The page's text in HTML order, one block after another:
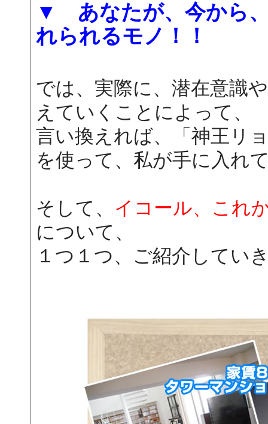
▼ あなたが、今から
れられるモノ！！
では、実際に、潜在意識
えていくことによって、
言い換えれば、「神王リ
を使って、私が手に入れ
そして、 イコール、これ
について、
１つ１つ、ご紹介してい